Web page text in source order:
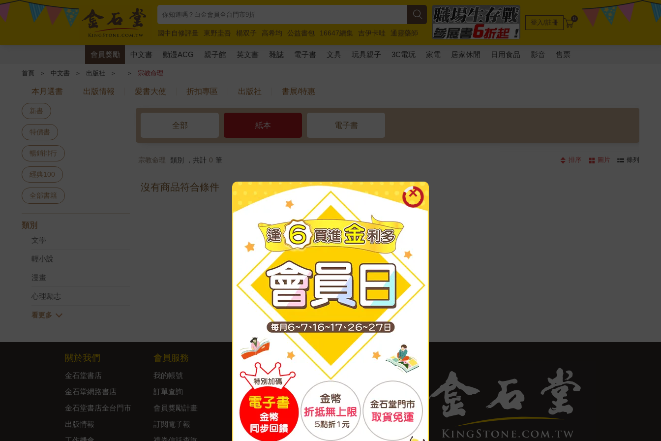
國中自修評量 東野圭吾 楊双子 高希均 公益書包 16647續集 吉伊卡哇
通靈藥師
唯紅花綻放
奧德賽 路邊攤新作 馬斯克 玩具總動員5 超慢跑
登入/註冊 0
會員獎勵 中文書 動漫ACG 親子館 英文書 雜誌 電子書 文具 玩具親子 3C電玩 家電 居家休閒 日用食品 影音 售票
首頁 ＞ 中文書 ＞ 出版社 ＞ ＞ 宗教命理
本月選書 出版情報 愛書大使 折扣專區 出版社 書展/特惠
新書
特價書
暢銷排行
經典100
全部書籍
類別
文學
輕小說
漫畫
心理勵志
全部 紙本 電子書
宗教命理 類別 ，共計 0 筆 排序 圖片 條列
沒有商品符合條件
關於我們
金石堂書店
金石堂網路書店
金石堂書店全台門市
出版情報
會員服務
我的帳號
訂單查詢
會員獎勵計畫
訂閱電子報
客服中心
購物說明
付款方式
寄送方式
售後服務
合作與服務
異業合作
我要成為供應商
廣告合作
分紅大聯盟